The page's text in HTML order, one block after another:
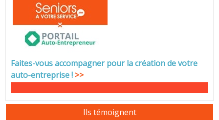
Faites-vous accompagner pour la création de votre
auto-entreprise! >>
Ils témoignent